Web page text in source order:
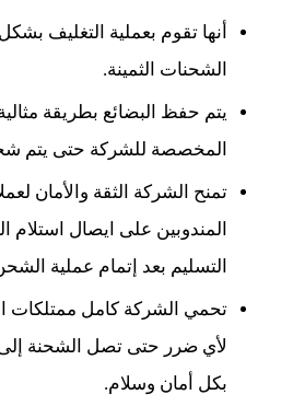
أنها تقوم بعملية التغليف
الشحنات الثمينة.
يتم حفظ البضائع بطريقة
المخصصة للشركة حتى يتم
تمنح الشركة الثقة والأمان
المندوبين على ايصال استلام
التسليم بعد إتمام عملية
تحمي الشركة كامل ممتلكات
لأي ضرر حتى تصل الشحنة
بكل أمان وسلام.